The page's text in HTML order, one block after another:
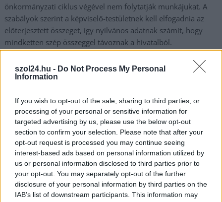
szol24.hu - Do Not Process My Personal
Information
If you wish to opt-out of the sale, sharing to third parties, or
processing of your personal or sensitive information for
targeted advertising by us, please use the below opt-out
section to confirm your selection. Please note that after your
opt-out request is processed you may continue seeing
interest-based ads based on personal information utilized by
us or personal information disclosed to third parties prior to
your opt-out. You may separately opt-out of the further
disclosure of your personal information by third parties on the
IAB’s list of downstream participants. This information may
önkormányzati ciklus végével nem folytatják munkájukat. A
szabályok szerint a képviselő-testületnek kell elfogadnia az
előterjesztett összeget, így nyilvános adatnak számít, hogy
mindketten szép összeggel távoznak a hivatalból.
TOVÁBB OLVASOM
Szalay Ferenc,Szolnok,választás, végkielégítés
Nagy szavak, új időszámítás: így indult a
szolnoki közgyűlés
2024.10.10. Fazekas Adrián
A helyiekkel szeretne
szövetségre lépni
Szolnok nemrégiben